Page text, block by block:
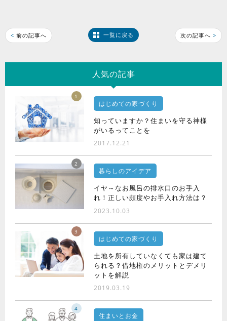
< 前の記事へ 一覧に戻る 次の記事へ >
人気の記事
1
はじめての家づくり
知っていますか？住まいを守る神様
がいるってことを
2017.12.21
2
暮らしのアイデア
イヤ～なお風呂の排水口のお手入
れ！正しい頻度やお手入れ方法は？
2023.10.03
3
はじめての家づくり
土地を所有していなくても家は建て
られる？借地権のメリットとデメリ
ットを解説
2019.03.19
4
住まいとお金